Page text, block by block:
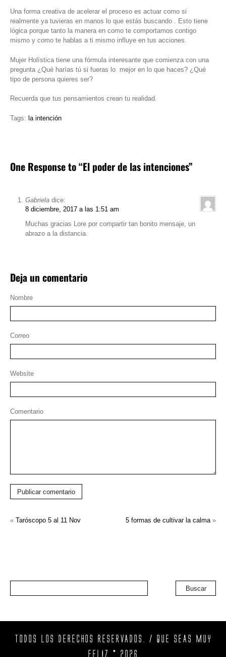
Una forma creativa de acelerar el proceso es actuar como si
realmente ya tuvieras en manos lo que estás buscando . Esto tiene
lógica porque tanto la manera en como te comportamos contigo
mismo y como te hablas a ti mismo influye en tus acciones.
Mujer Holística tiene una fórmula interesante que comienza con una
pregunta ¿Qué harías tú si fueras lo mejor en lo que haces? ¿Qué
tipo de persona quieres ser?
Recuerda que tus pensamientos crean tu realidad.
Tags: la intención
One Response to “El poder de las intenciones”
Gabriela dice:
8 diciembre, 2017 a las 1:51 am
Muchas gracias Lore por compartir tan bonito mensaje, un
abrazo a la distancia.
Deja un comentario
Nombre
Correo
Website
Comentario
Publicar comentario
« Taróscopo 5 al 11 Nov 5 formas de cultivar la calma »
Buscar
TODOS LOS DERECHOS RESERVADOS. / QUE SEAS MUY
FELIZ © 2026